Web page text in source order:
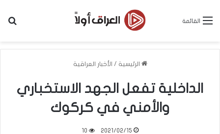
القائمة
الرئيسية / الأخبار العراقية
الداخلية تفعل الجهد الاستخباري
والأمني في كركوك
2021/02/15
10